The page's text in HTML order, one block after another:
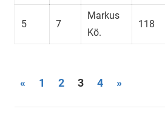
5 7
Markus
Kö.
118
Seitennummerierung
der
« Vorherige
1 2 3 4
Nächste
»